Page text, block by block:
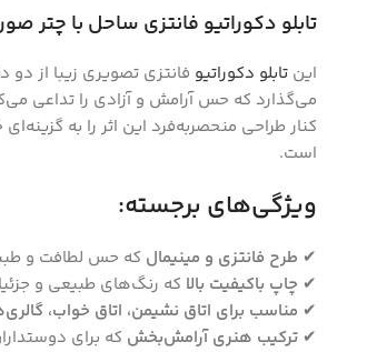
تابلو دکوراتیو فانتزی ساحل با چتر
این تابلو دکوراتیو فانتزی تصویری زیبا از دو
می‌گذارد که حس آرامش و آزادی را تداعی
کنار طراحی منحصر‌به‌فرد این اثر را به
است.
ویژگی‌های برجسته:
✔ طرح فانتزی و مینیمال که حس لطافت و
✔ چاپ باکیفیت بالا که رنگ‌های طبیعی و
✔ مناسب برای اتاق نشیمن، اتاق خواب،
✔ ترکیب هنری آرامش‌بخش که برای
Instagram